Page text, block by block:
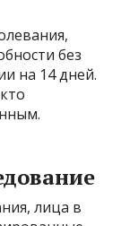
без
на 14 дней.
лица в